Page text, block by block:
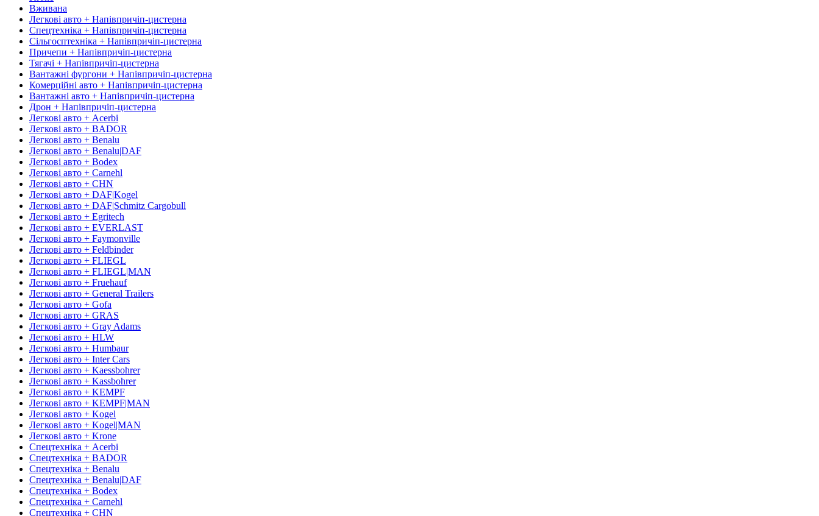
Вживана
Легкові авто + Напівпричіп-цистерна
Спецтехніка + Напівпричіп-цистерна
Сільгосптехніка + Напівпричіп-цистерна
Причепи + Напівпричіп-цистерна
Тягачі + Напівпричіп-цистерна
Вантажні фургони + Напівпричіп-цистерна
Комерційні авто + Напівпричіп-цистерна
Вантажні авто + Напівпричіп-цистерна
Дрон + Напівпричіп-цистерна
Легкові авто + Acerbi
Легкові авто + BADOR
Легкові авто + Benalu
Легкові авто + Benalu|DAF
Легкові авто + Bodex
Легкові авто + Carnehl
Легкові авто + CHN
Легкові авто + DAF|Kogel
Легкові авто + DAF|Schmitz Cargobull
Легкові авто + Egritech
Легкові авто + EVERLAST
Легкові авто + Faymonville
Легкові авто + Feldbinder
Легкові авто + FLIEGL
Легкові авто + FLIEGL|MAN
Легкові авто + Fruehauf
Легкові авто + General Trailers
Легкові авто + Gofa
Легкові авто + GRAS
Легкові авто + Gray Adams
Легкові авто + HLW
Легкові авто + Humbaur
Легкові авто + Inter Cars
Легкові авто + Kaessbohrer
Легкові авто + Kassbohrer
Легкові авто + KEMPF
Легкові авто + KEMPF|MAN
Легкові авто + Kogel
Легкові авто + Kogel|MAN
Легкові авто + Krone
Спецтехніка + Acerbi
Спецтехніка + BADOR
Спецтехніка + Benalu
Спецтехніка + Benalu|DAF
Спецтехніка + Bodex
Спецтехніка + Carnehl
Спецтехніка + CHN